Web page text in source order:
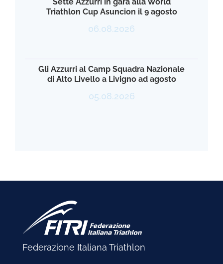
Triathlon Cup Asuncion il 9 agosto
06.08.2026
Gli Azzurri al Camp Squadra Nazionale
di Alto Livello a Livigno ad agosto
05.08.2026
Federazione Italiana Triathlon